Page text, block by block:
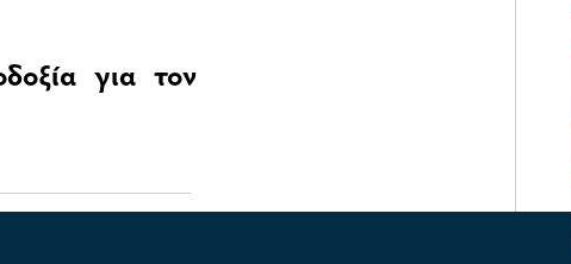
για τον